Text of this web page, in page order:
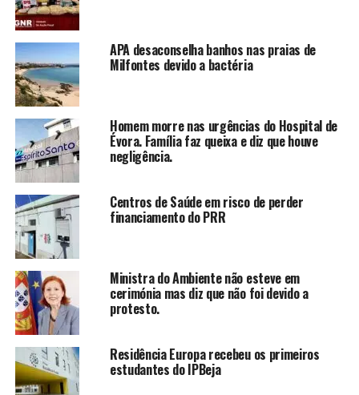
APA desaconselha banhos nas praias de
Milfontes devido a bactéria
Homem morre nas urgências do Hospital de
Évora. Família faz queixa e diz que houve
negligência.
Centros de Saúde em risco de perder
financiamento do PRR
Ministra do Ambiente não esteve em
cerimónia mas diz que não foi devido a
protesto.
Residência Europa recebeu os primeiros
estudantes do IPBeja